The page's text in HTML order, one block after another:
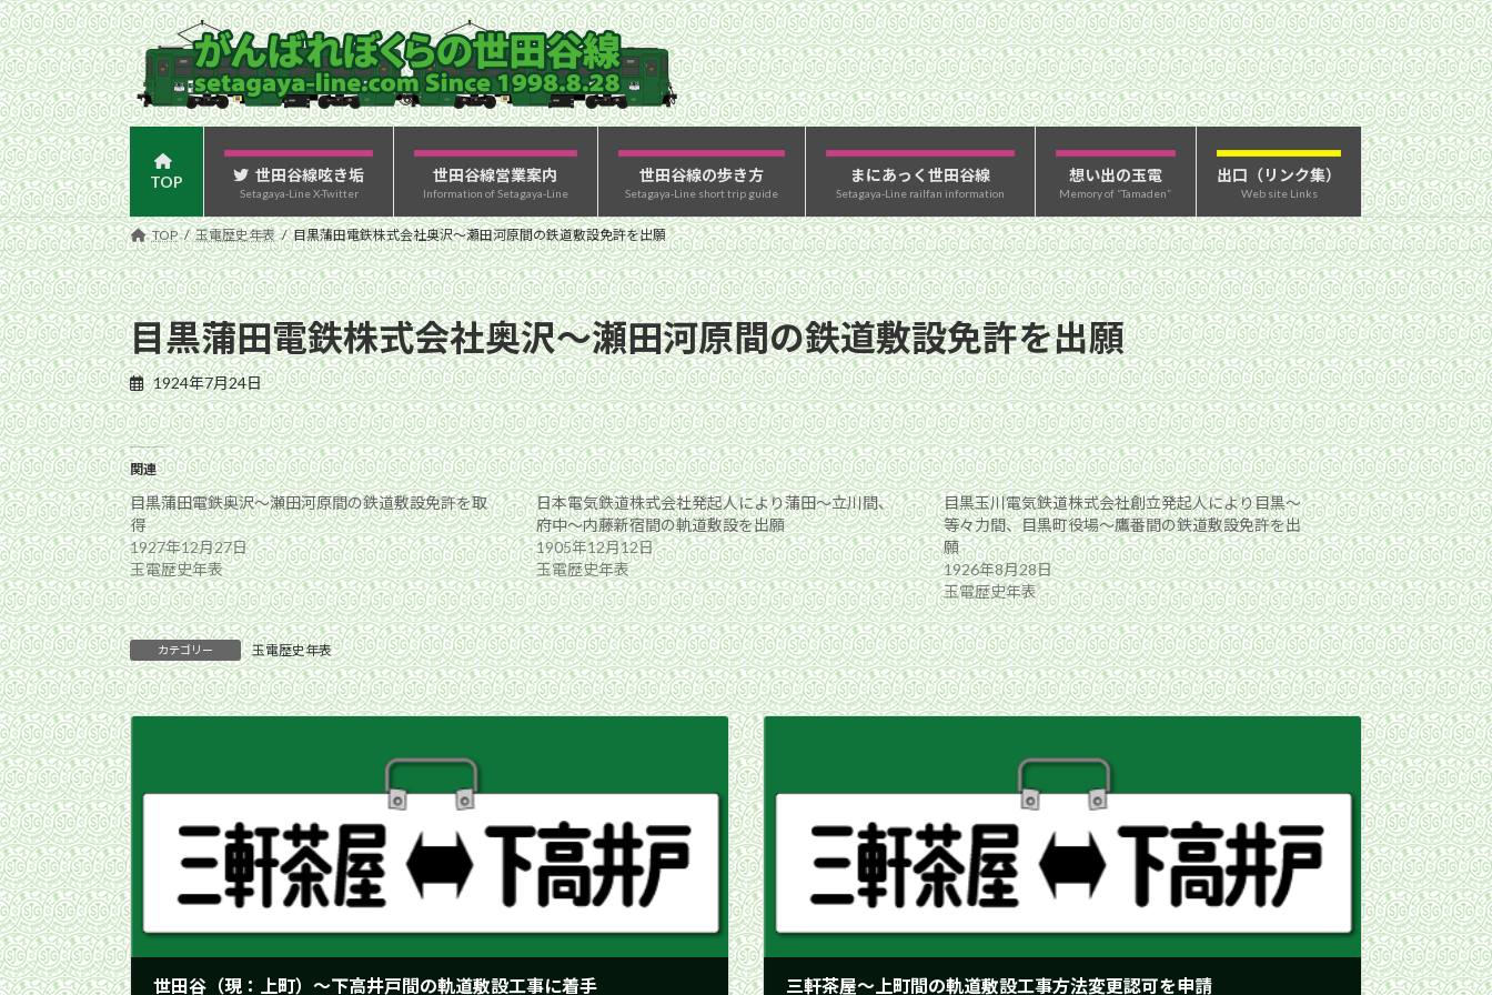
コ
ン
テ
ン
ツ
へ
ス
キ
ッ
プ
ナ
ビ
ゲ
ー
シ
ョ
ン
に
移
動
TOP 世田谷線呟き垢
Setagaya-Line X-Twitter
世田谷線営業案内
Information of Setagaya-Line
世田谷線の歩き方
Setagaya-Line short trip guide
まにあっく世田谷線
Setagaya-Line railfan information
想い出の玉電
Memory of “Tamaden”
出口（リンク集）
Web site Links
TOP 玉電歴史年表 目黒蒲田電鉄株式会社奥沢〜瀬田河原間の鉄道敷設免許を出願
目黒蒲田電鉄株式会社奥沢〜瀬田河原間の鉄道敷設免許を出願
1924年7月24日
関連
目黒蒲田電鉄奥沢〜瀬田河原間の鉄道敷設免許を取
得
1927年12月27日
玉電歴史年表
日本電気鉄道株式会社発起人により蒲田〜立川間、
府中〜内藤新宿間の軌道敷設を出願
1905年12月12日
玉電歴史年表
目黒玉川電気鉄道株式会社創立発起人により目黒〜
等々力間、目黒町役場〜鷹番間の鉄道敷設免許を出
願
1926年8月28日
玉電歴史年表
カテゴリー 玉電歴史年表
世田谷（現：上町）〜下高井戸間の軌道敷設工事に着手 三軒茶屋〜上町間の軌道敷設工事方法変更認可を申請